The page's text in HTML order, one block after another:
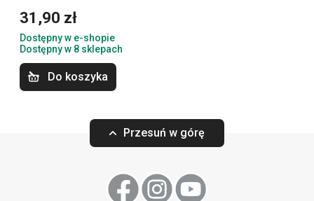
klientów, którzy na pierwszym miejscu stawiają
profesjonalny design oraz najwyższą jakość w
przystępnej cenie.
Serwowanie
Gotowanie
31,90 zł
Dostępny w e-shopie
Dostępny w 8 sklepach
Do koszyka
Przesuń w górę